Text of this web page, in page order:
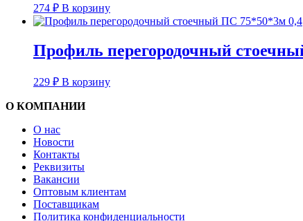
274 ₽ В корзину
Профиль перегородочный
229 ₽ В корзину
О КОМПАНИИ
О нас
Новости
Контакты
Реквизиты
Вакансии
Оптовым клиентам
Поставщикам
Политика конфиденциальности